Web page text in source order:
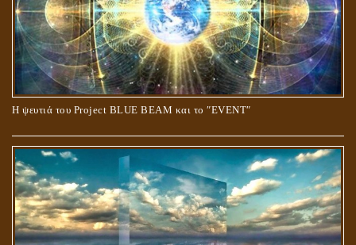
Η ψευτιά του Project BLUE BEAM και το ʺEVENTʺ
Ο ΡΟΛΟΣ ΤΗΣ ΛΙΛΙΘ ΣΤΗ ΓΕΝΕΣΗ